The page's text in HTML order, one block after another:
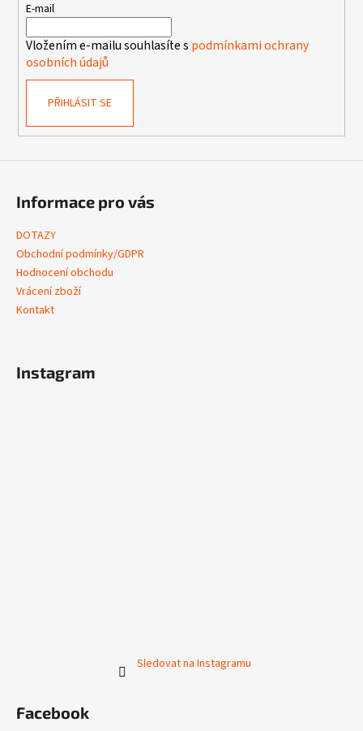
E-mail
Vložením e-mailu souhlasíte s podmínkami ochrany
osobních údajů
PŘIHLÁSIT SE
Informace pro vás
DOTAZY
Obchodní podmínky/GDPR
Hodnocení obchodu
Vrácení zboží
Kontakt
Instagram
Sledovat na Instagramu
Facebook